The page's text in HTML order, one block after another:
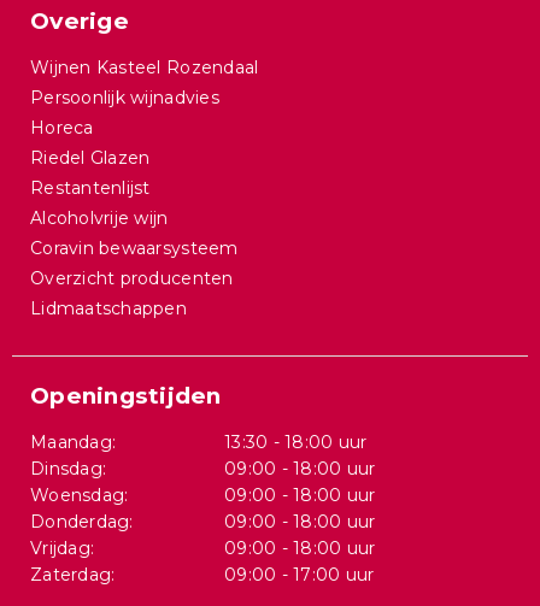
Overige
Wijnen Kasteel Rozendaal
Persoonlijk wijnadvies
Horeca
Riedel Glazen
Restantenlijst
Alcoholvrije wijn
Coravin bewaarsysteem
Overzicht producenten
Lidmaatschappen
Openingstijden
Maandag:
13:30 - 18:00 uur
Dinsdag:
09:00 - 18:00 uur
Woensdag:
09:00 - 18:00 uur
Donderdag:
09:00 - 18:00 uur
Vrijdag:
09:00 - 18:00 uur
Zaterdag:
09:00 - 17:00 uur